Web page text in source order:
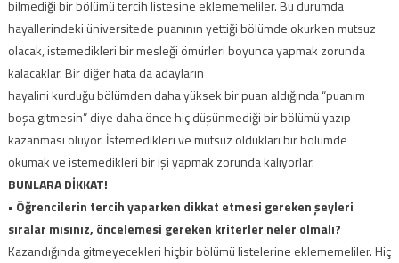
bilmediği bir bölümü tercih listesine eklememeliler. Bu durumda
hayallerindeki üniversitede puanının yettiği bölümde okurken mutsuz
olacak, istemedikleri bir mesleği ömürleri boyunca yapmak zorunda
kalacaklar. Bir diğer hata da adayların
hayalini kurduğu bölümden daha yüksek bir puan aldığında “puanım
boşa gitmesin” diye daha önce hiç düşünmediği bir bölümü yazıp
kazanması oluyor. İstemedikleri ve mutsuz oldukları bir bölümde
okumak ve istemedikleri bir işi yapmak zorunda kalıyorlar.
BUNLARA DİKKAT!
• Öğrencilerin tercih yaparken dikkat etmesi gereken şeyleri
sıralar mısınız, öncelemesi gereken kriterler neler olmalı?
Kazandığında gitmeyecekleri hiçbir bölümü listelerine eklememeliler. Hiç